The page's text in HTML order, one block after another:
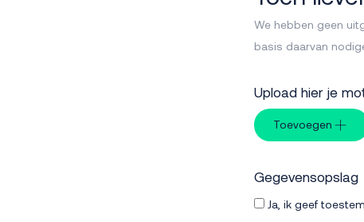
We hebben geen
basis daarvan
Upload hier je
Toevoegen
Gegevensopslag
Ja, ik geef